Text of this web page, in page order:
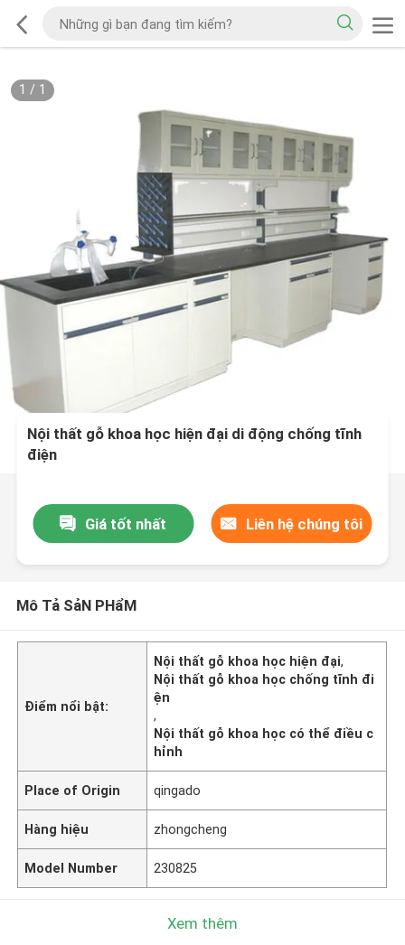
1 / 1
Nội thất gỗ khoa học hiện đại di động chống tĩnh
điện
Giá tốt nhất Liên hệ chúng tôi
Mô Tả SảN PHẩM
Điểm nổi bật:
Nội thất gỗ khoa học hiện đại,
Nội thất gỗ khoa học chống tĩnh đi
ện
,
Nội thất gỗ khoa học có thể điều c
hỉnh
Place of Origin qingado
Hàng hiệu zhongcheng
Model Number 230825
Xem thêm